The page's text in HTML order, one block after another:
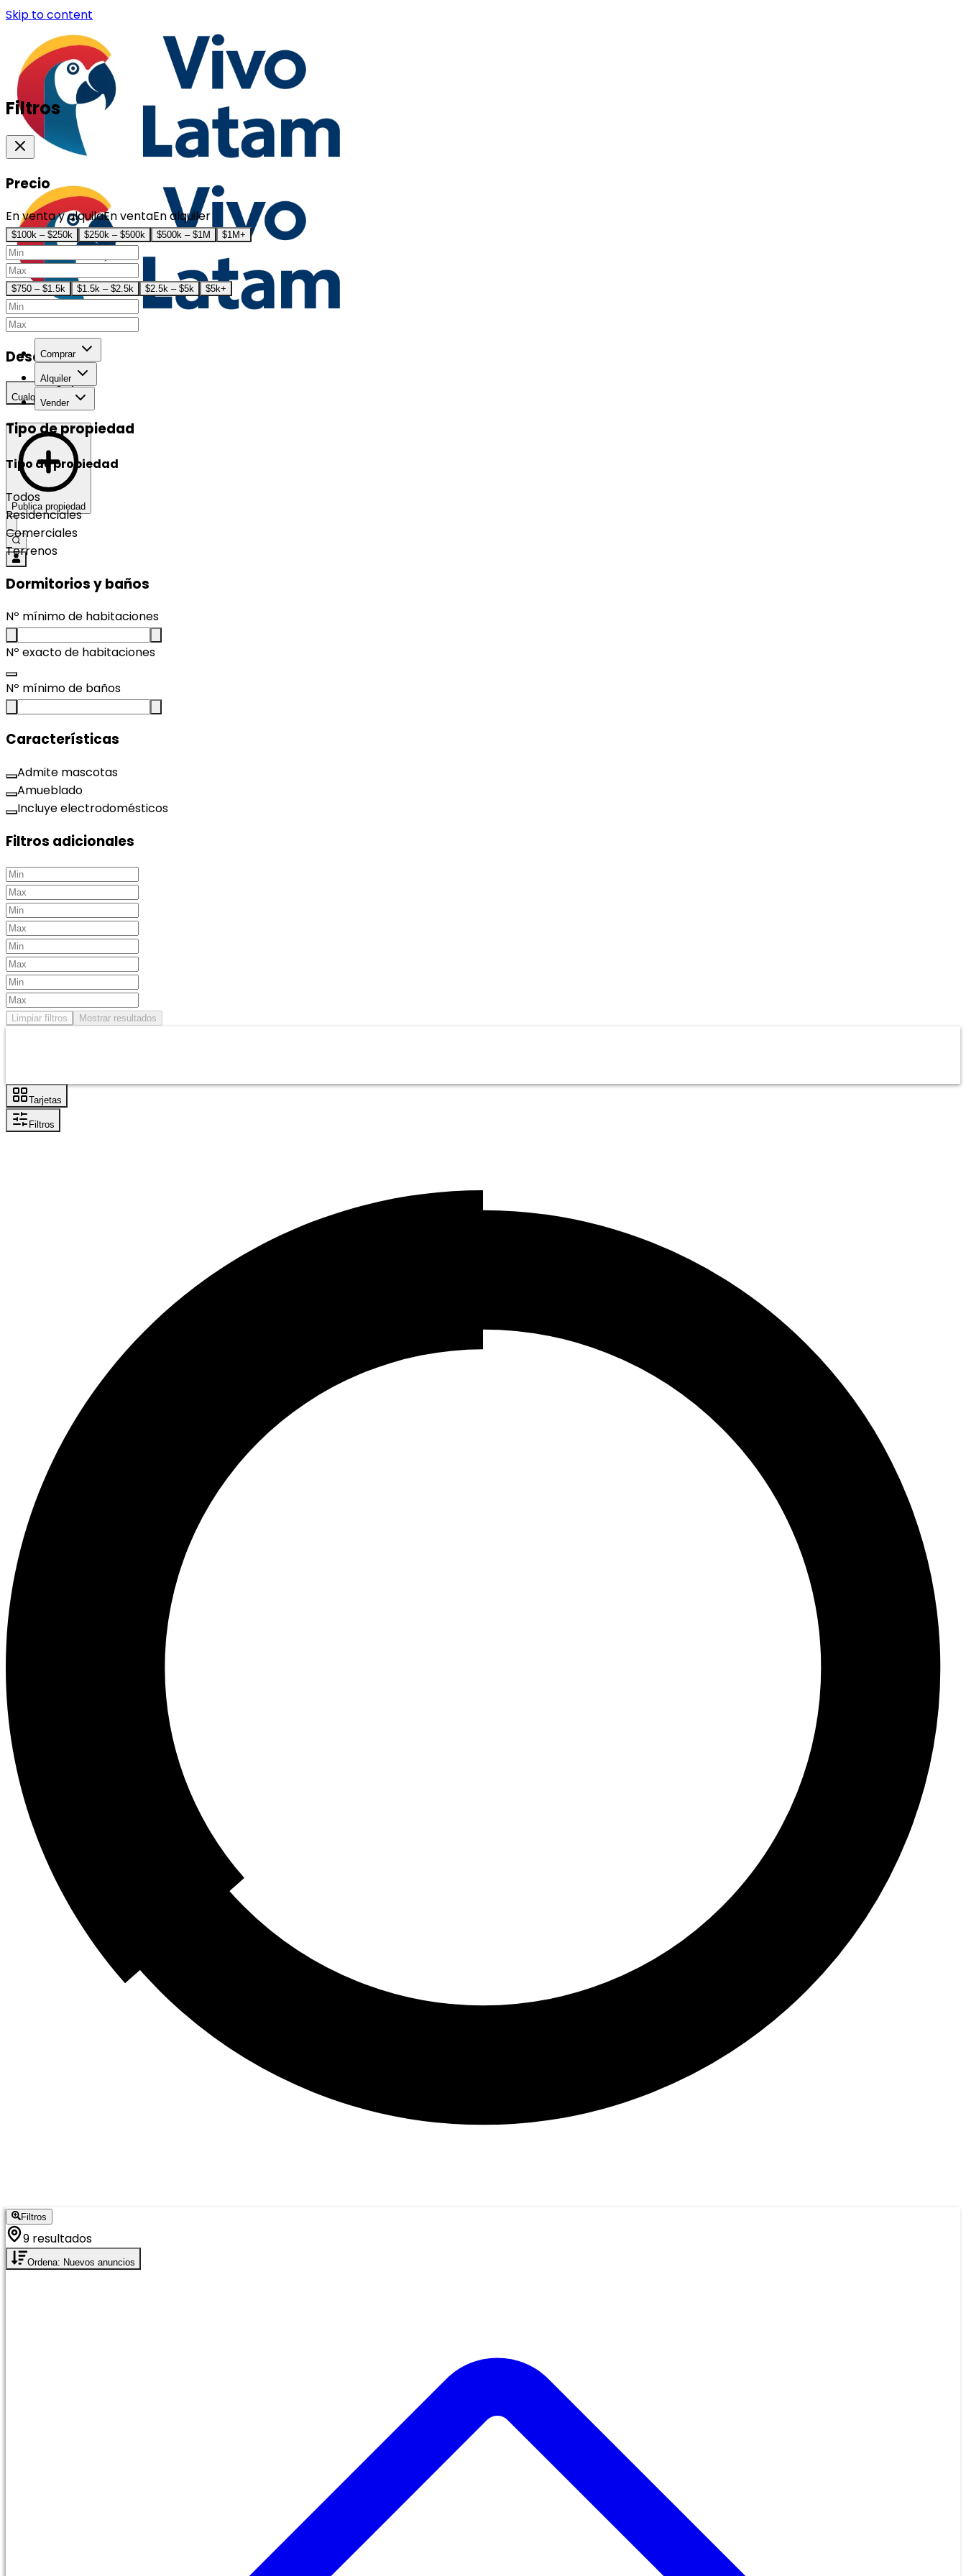
Skip to content
Comprar
Alquiler
Vender
Publica propiedad
Filtros
Precio
En venta y alquilaEn ventaEn alquiler
$100k – $250k $250k – $500k $500k – $1M $1M+
$750 – $1.5k $1.5k – $2.5k $2.5k – $5k $5k+
Desarrollo
Cualquier
Tipo de propiedad
Tipo de propiedad
Todos
Residenciales
Comerciales
Terrenos
Dormitorios y baños
Nº mínimo de habitaciones
Nº exacto de habitaciones
Nº mínimo de baños
Características
Admite mascotas
Amueblado
Incluye electrodomésticos
Filtros adicionales
Limpiar filtros Mostrar resultados
Tarjetas
Filtros
Filtros
9 resultados
Ordena: Nuevos anuncios